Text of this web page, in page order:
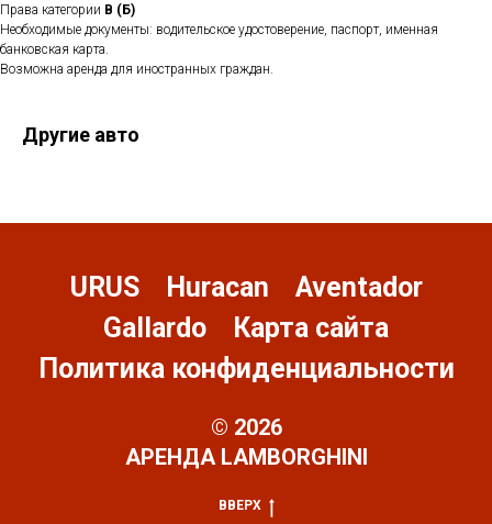
Права категории В (Б)
Необходимые документы: водительское удостоверение, паспорт, именная
банковская карта.
Возможна аренда для иностранных граждан.
Другие авто
URUS Huracan
Aventador
Gallardo
Карта сайта
Политика конфиденциальности
© 2026
АРЕНДА LAMBORGHINI
ВВЕРХ